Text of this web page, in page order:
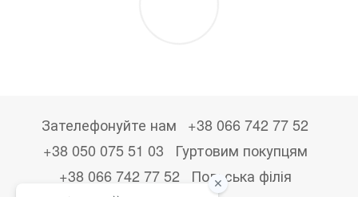
Зателефонуйте нам
+38 066 742 77 52
+38 050 075 51 03
Гуртовим покупцям
+38 066 742 77 52
Польська філія